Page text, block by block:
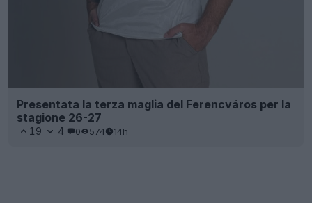
Presentata la terza maglia del Ferencváros per la
stagione 26-27
19 4 0 574 14h